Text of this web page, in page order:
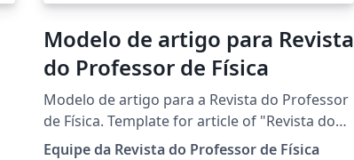
Modelo de artigo para Revista
do Professor de Física
Modelo de artigo para a Revista do Professor
de Física. Template for article of "Revista do
Professor de Física" (Physics Teacher Journal).
Equipe da Revista do Professor de Física